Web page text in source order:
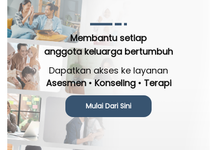
Membantu setiap
anggota keluarga bertumbuh
Dapatkan akses ke layanan
Asesmen • Konseling • Terapi
Mulai Dari Sini